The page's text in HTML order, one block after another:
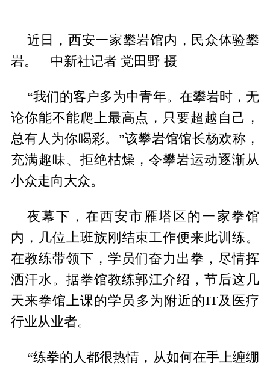
近日，西安一家攀岩馆内，民众体验攀
岩。 中新社记者 党田野 摄
“我们的客户多为中青年。在攀岩时，无
论你能不能爬上最高点，只要超越自己，
总有人为你喝彩。”该攀岩馆馆长杨欢称，
充满趣味、拒绝枯燥，令攀岩运动逐渐从
小众走向大众。
夜幕下，在西安市雁塔区的一家拳馆
内，几位上班族刚结束工作便来此训练。
在教练带领下，学员们奋力出拳，尽情挥
洒汗水。据拳馆教练郭江介绍，节后这几
天来拳馆上课的学员多为附近的IT及医疗
行业从业者。
“练拳的人都很热情，从如何在手上缠绷